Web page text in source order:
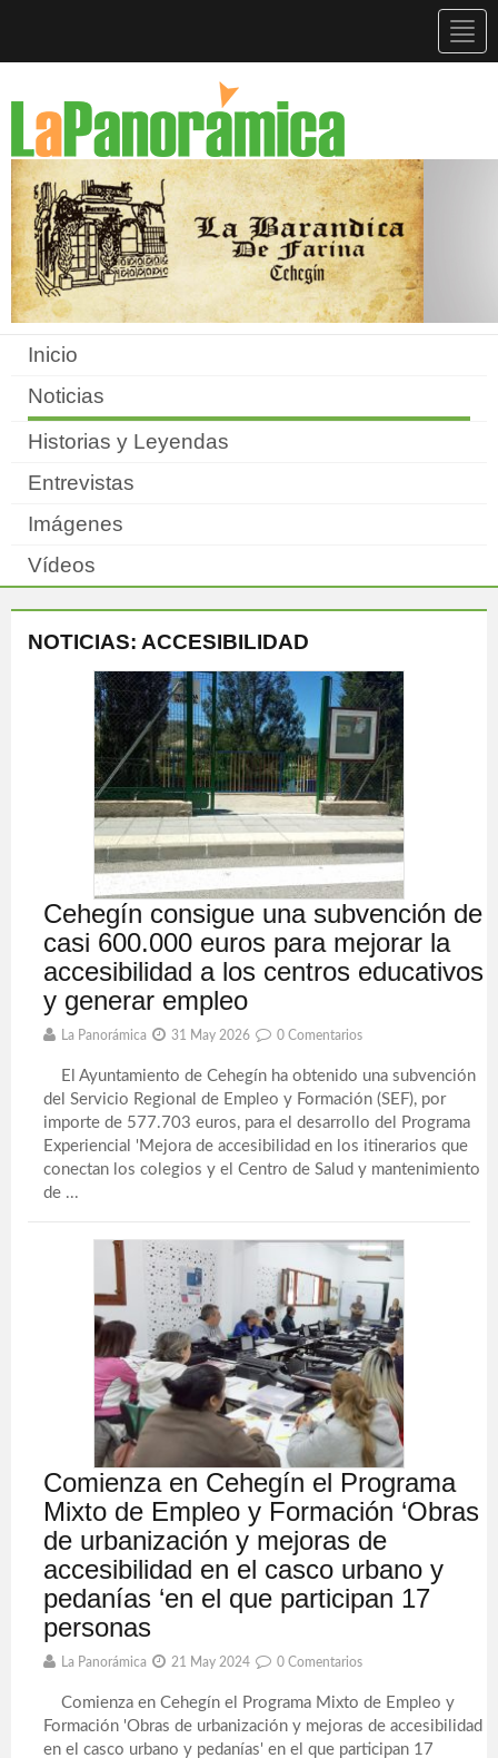
Inicio
Noticias
Historias y Leyendas
Entrevistas
Imágenes
Vídeos
NOTICIAS: ACCESIBILIDAD
Cehegín consigue una subvención de
casi 600.000 euros para mejorar la
accesibilidad a los centros educativos
y generar empleo
La Panorámica 31 May 2026 0 Comentarios
El Ayuntamiento de Cehegín ha obtenido una subvención
del Servicio Regional de Empleo y Formación (SEF), por
importe de 577.703 euros, para el desarrollo del Programa
Experiencial 'Mejora de accesibilidad en los itinerarios que
conectan los colegios y el Centro de Salud y mantenimiento
de ...
Comienza en Cehegín el Programa
Mixto de Empleo y Formación ‘Obras
de urbanización y mejoras de
accesibilidad en el casco urbano y
pedanías ‘en el que participan 17
personas
La Panorámica 21 May 2024 0 Comentarios
Comienza en Cehegín el Programa Mixto de Empleo y
Formación 'Obras de urbanización y mejoras de accesibilidad
en el casco urbano y pedanías' en el que participan 17